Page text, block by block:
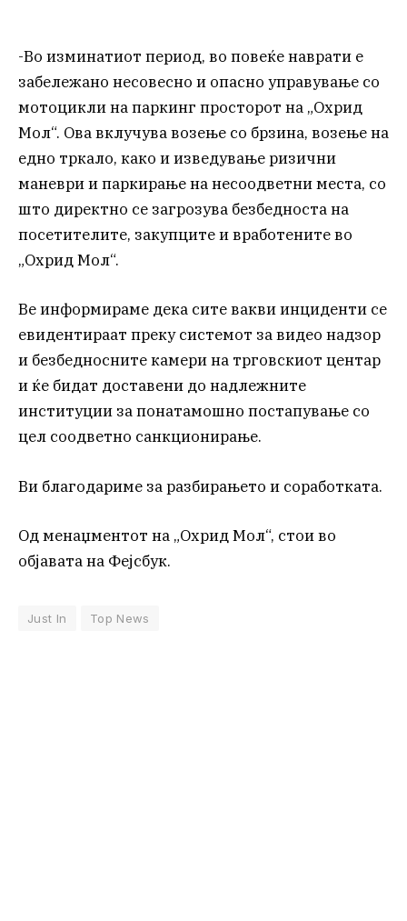
-Во изминатиот период, во повеќе наврати е
забележано несовесно и опасно управување со
мотоцикли на паркинг просторот на „Охрид
Мол“. Ова вклучува возење со брзина, возење на
едно тркало, како и изведување ризични
маневри и паркирање на несоодветни места, со
што директно се загрозува безбедноста на
посетителите, закупците и вработените во
„Охрид Мол“.
Ве информираме дека сите вакви инциденти се
евидентираат преку системот за видео надзор
и безбедносните камери на трговскиот центар
и ќе бидат доставени до надлежните
институции за понатамошно постапување со
цел соодветно санкционирање.
Ви благодариме за разбирањето и соработката.
Од менаџментот на „Охрид Мол“, стои во
објавата на Фејсбук.
Just In Top News